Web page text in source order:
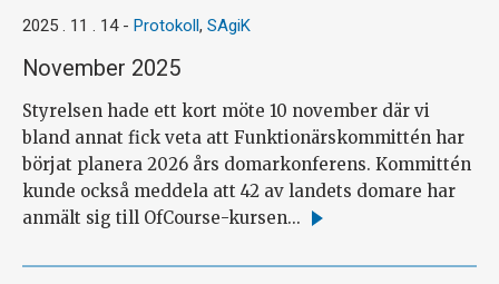
2025 . 11 . 14 - Protokoll, SAgiK
November 2025
Styrelsen hade ett kort möte 10 november där vi
bland annat fick veta att Funktionärskommittén har
börjat planera 2026 års domarkonferens. Kommittén
kunde också meddela att 42 av landets domare har
anmält sig till OfCourse-kursen... Läs